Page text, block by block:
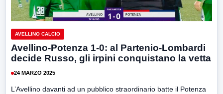
AVELLINO CALCIO
Avellino-Potenza 1-0: al Partenio-Lombardi
decide Russo, gli irpini conquistano la vetta
24 MARZO 2025
L’Avellino davanti ad un pubblico straordinario batte il Potenza